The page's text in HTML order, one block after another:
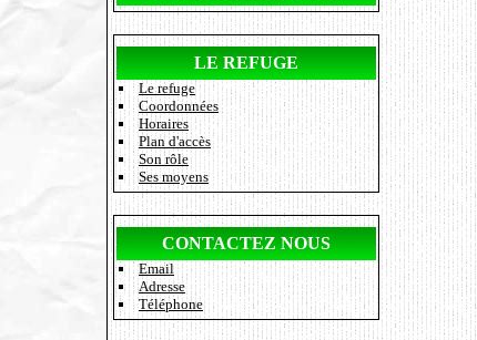
LIGNE
LE REFUGE
Le refuge
Coordonnées
Horaires
Plan d'accès
Son rôle
Ses moyens
CONTACTEZ NOUS
Email
Adresse
Téléphone